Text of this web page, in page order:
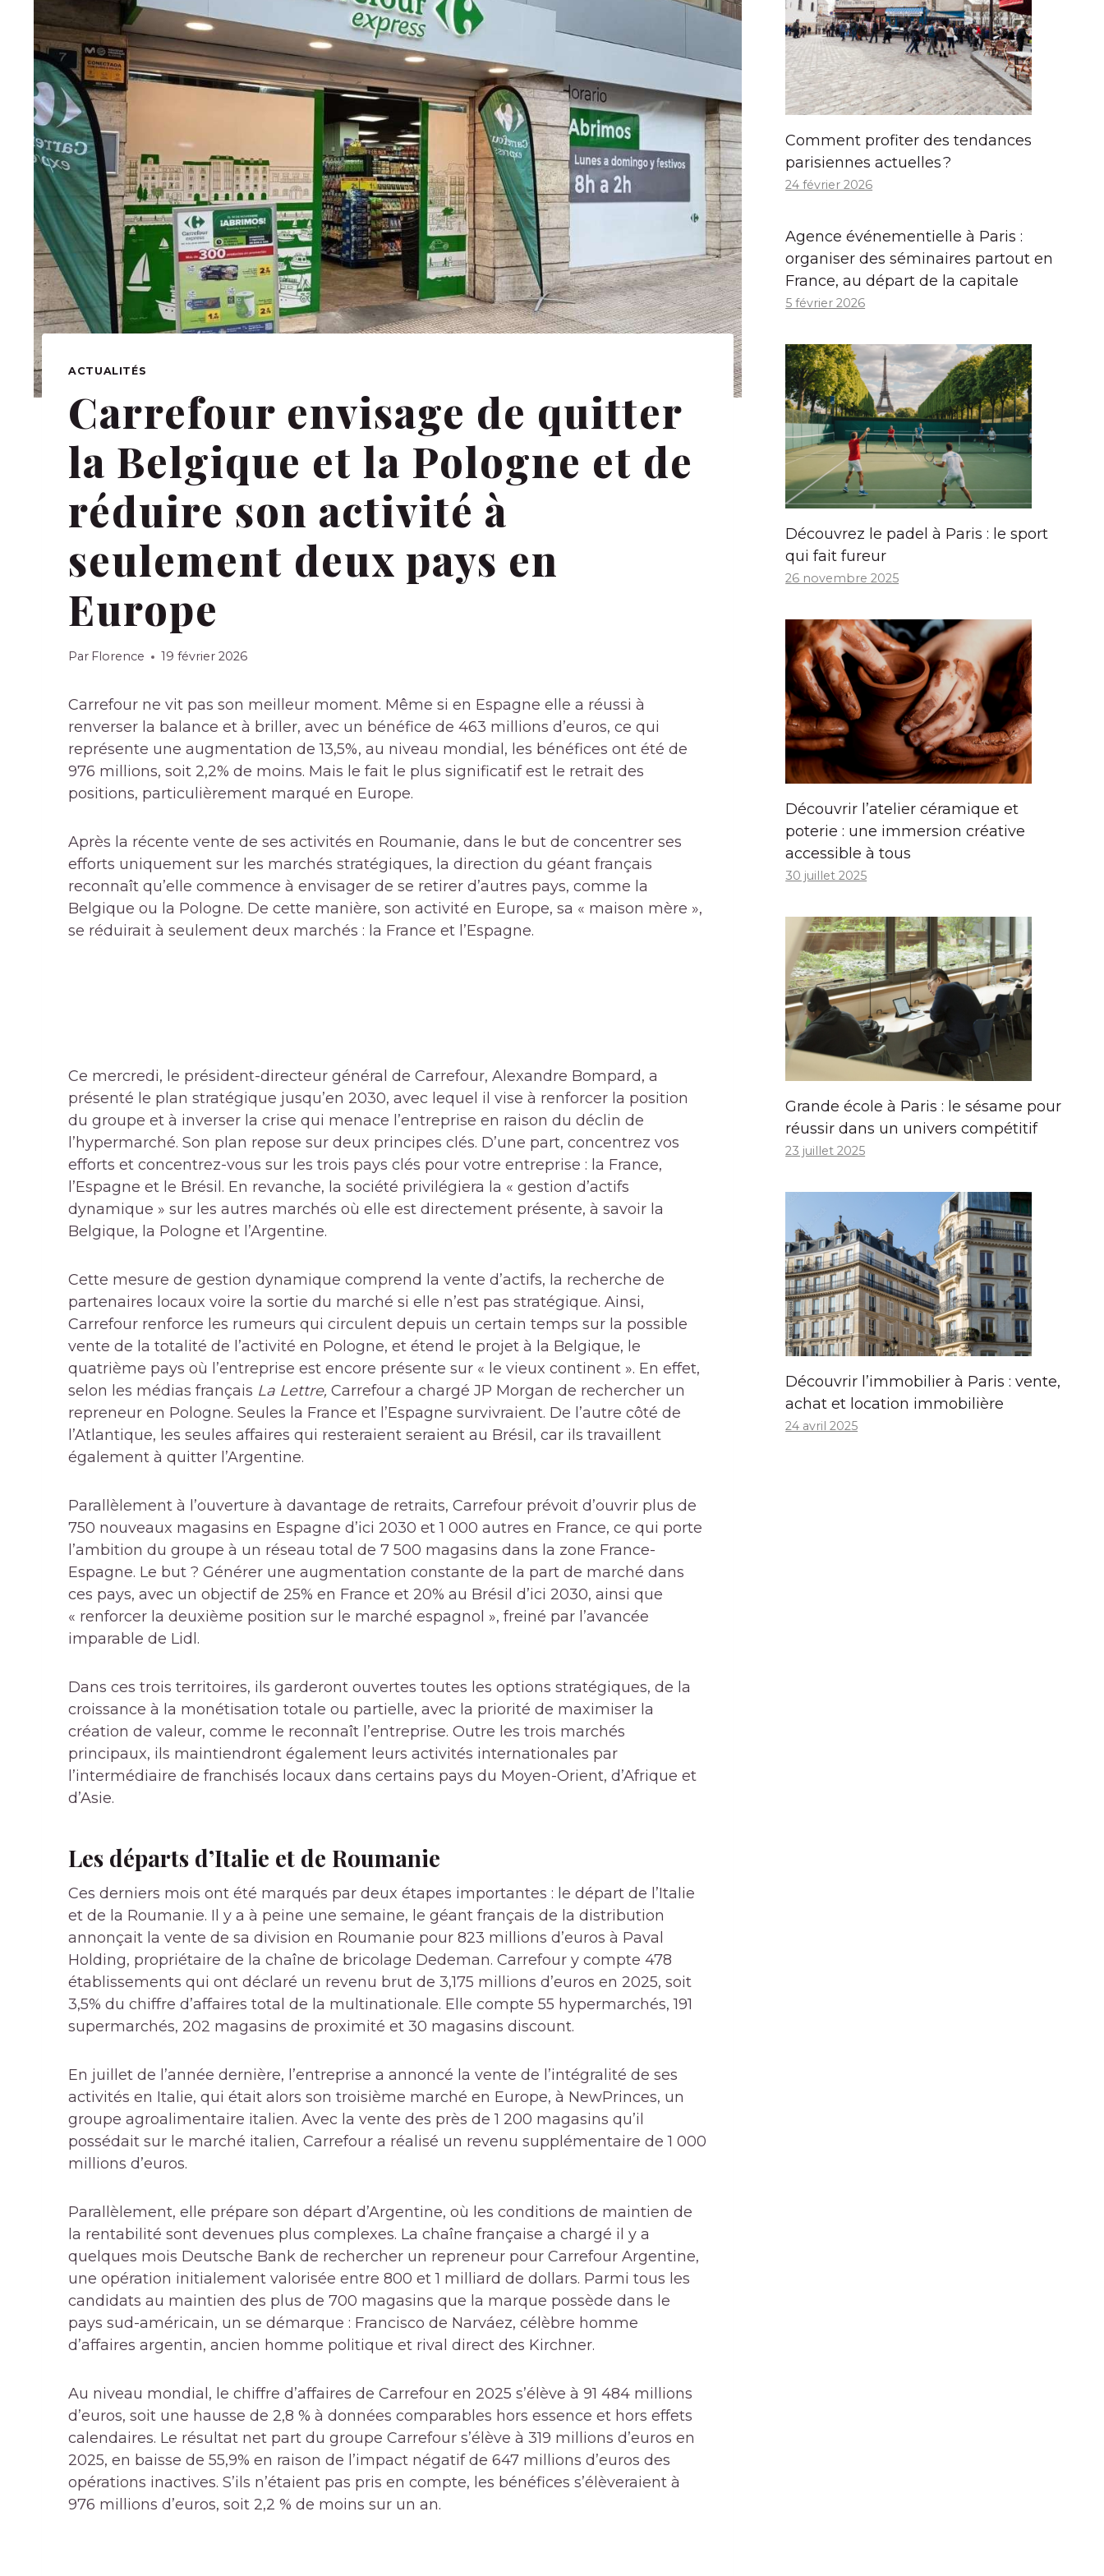
ACTUALITÉS
Carrefour envisage de quitter
la Belgique et la Pologne et de
réduire son activité à
seulement deux pays en
Europe
Par Florence 19 février 2026
Carrefour ne vit pas son meilleur moment. Même si en Espagne elle a réussi à
renverser la balance et à briller, avec un bénéfice de 463 millions d’euros, ce qui
représente une augmentation de 13,5%, au niveau mondial, les bénéfices ont été de
976 millions, soit 2,2% de moins. Mais le fait le plus significatif est le retrait des
positions, particulièrement marqué en Europe.
Après la récente vente de ses activités en Roumanie, dans le but de concentrer ses
efforts uniquement sur les marchés stratégiques, la direction du géant français
reconnaît qu’elle commence à envisager de se retirer d’autres pays, comme la
Belgique ou la Pologne. De cette manière, son activité en Europe, sa « maison mère »,
se réduirait à seulement deux marchés : la France et l’Espagne.
Ce mercredi, le président-directeur général de Carrefour, Alexandre Bompard, a
présenté le plan stratégique jusqu’en 2030, avec lequel il vise à renforcer la position
du groupe et à inverser la crise qui menace l’entreprise en raison du déclin de
l’hypermarché. Son plan repose sur deux principes clés. D’une part, concentrez vos
efforts et concentrez-vous sur les trois pays clés pour votre entreprise : la France,
l’Espagne et le Brésil. En revanche, la société privilégiera la « gestion d’actifs
dynamique » sur les autres marchés où elle est directement présente, à savoir la
Belgique, la Pologne et l’Argentine.
Cette mesure de gestion dynamique comprend la vente d’actifs, la recherche de
partenaires locaux voire la sortie du marché si elle n’est pas stratégique. Ainsi,
Carrefour renforce les rumeurs qui circulent depuis un certain temps sur la possible
vente de la totalité de l’activité en Pologne, et étend le projet à la Belgique, le
quatrième pays où l’entreprise est encore présente sur « le vieux continent ». En effet,
selon les médias français La Lettre, Carrefour a chargé JP Morgan de rechercher un
repreneur en Pologne. Seules la France et l’Espagne survivraient. De l’autre côté de
l’Atlantique, les seules affaires qui resteraient seraient au Brésil, car ils travaillent
également à quitter l’Argentine.
Parallèlement à l’ouverture à davantage de retraits, Carrefour prévoit d’ouvrir plus de
750 nouveaux magasins en Espagne d’ici 2030 et 1 000 autres en France, ce qui porte
l’ambition du groupe à un réseau total de 7 500 magasins dans la zone France-
Espagne. Le but ? Générer une augmentation constante de la part de marché dans
ces pays, avec un objectif de 25% en France et 20% au Brésil d’ici 2030, ainsi que
« renforcer la deuxième position sur le marché espagnol », freiné par l’avancée
imparable de Lidl.
Dans ces trois territoires, ils garderont ouvertes toutes les options stratégiques, de la
croissance à la monétisation totale ou partielle, avec la priorité de maximiser la
création de valeur, comme le reconnaît l’entreprise. Outre les trois marchés
principaux, ils maintiendront également leurs activités internationales par
l’intermédiaire de franchisés locaux dans certains pays du Moyen-Orient, d’Afrique et
d’Asie.
Les départs d’Italie et de Roumanie
Ces derniers mois ont été marqués par deux étapes importantes : le départ de l’Italie
et de la Roumanie. Il y a à peine une semaine, le géant français de la distribution
annonçait la vente de sa division en Roumanie pour 823 millions d’euros à Paval
Holding, propriétaire de la chaîne de bricolage Dedeman. Carrefour y compte 478
établissements qui ont déclaré un revenu brut de 3,175 millions d’euros en 2025, soit
3,5% du chiffre d’affaires total de la multinationale. Elle compte 55 hypermarchés, 191
supermarchés, 202 magasins de proximité et 30 magasins discount.
En juillet de l’année dernière, l’entreprise a annoncé la vente de l’intégralité de ses
activités en Italie, qui était alors son troisième marché en Europe, à NewPrinces, un
groupe agroalimentaire italien. Avec la vente des près de 1 200 magasins qu’il
possédait sur le marché italien, Carrefour a réalisé un revenu supplémentaire de 1 000
millions d’euros.
Parallèlement, elle prépare son départ d’Argentine, où les conditions de maintien de
la rentabilité sont devenues plus complexes. La chaîne française a chargé il y a
quelques mois Deutsche Bank de rechercher un repreneur pour Carrefour Argentine,
une opération initialement valorisée entre 800 et 1 milliard de dollars. Parmi tous les
candidats au maintien des plus de 700 magasins que la marque possède dans le
pays sud-américain, un se démarque : Francisco de Narváez, célèbre homme
d’affaires argentin, ancien homme politique et rival direct des Kirchner.
Au niveau mondial, le chiffre d’affaires de Carrefour en 2025 s’élève à 91 484 millions
d’euros, soit une hausse de 2,8 % à données comparables hors essence et hors effets
calendaires. Le résultat net part du groupe Carrefour s’élève à 319 millions d’euros en
2025, en baisse de 55,9% en raison de l’impact négatif de 647 millions d’euros des
opérations inactives. S’ils n’étaient pas pris en compte, les bénéfices s’élèveraient à
976 millions d’euros, soit 2,2 % de moins sur un an.
Comment profiter des tendances
parisiennes actuelles ?
24 février 2026
Agence événementielle à Paris :
organiser des séminaires partout en
France, au départ de la capitale
5 février 2026
Découvrez le padel à Paris : le sport
qui fait fureur
26 novembre 2025
Découvrir l’atelier céramique et
poterie : une immersion créative
accessible à tous
30 juillet 2025
Grande école à Paris : le sésame pour
réussir dans un univers compétitif
23 juillet 2025
Découvrir l’immobilier à Paris : vente,
achat et location immobilière
24 avril 2025